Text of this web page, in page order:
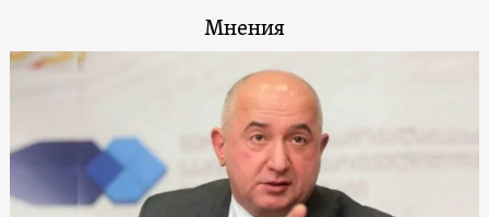
Мнения